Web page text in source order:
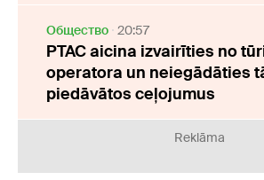
Oбщество 20:57
PTAC aicina izvairīties no
operatora un neiegādāties
piedāvātos ceļojumus
Reklāma